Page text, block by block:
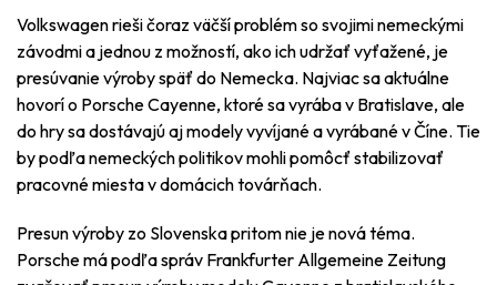
Volkswagen rieši čoraz väčší problém so svojimi nemeckými
závodmi a jednou z možností, ako ich udržať vyťažené, je
presúvanie výroby späť do Nemecka. Najviac sa aktuálne
hovorí o Porsche Cayenne, ktoré sa vyrába v Bratislave, ale
do hry sa dostávajú aj modely vyvíjané a vyrábané v Číne. Tie
by podľa nemeckých politikov mohli pomôcť stabilizovať
pracovné miesta v domácich továrňach.
Presun výroby zo Slovenska pritom nie je nová téma.
Porsche má podľa správ Frankfurter Allgemeine Zeitung